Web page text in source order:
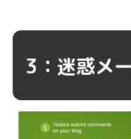
3：迷惑メ